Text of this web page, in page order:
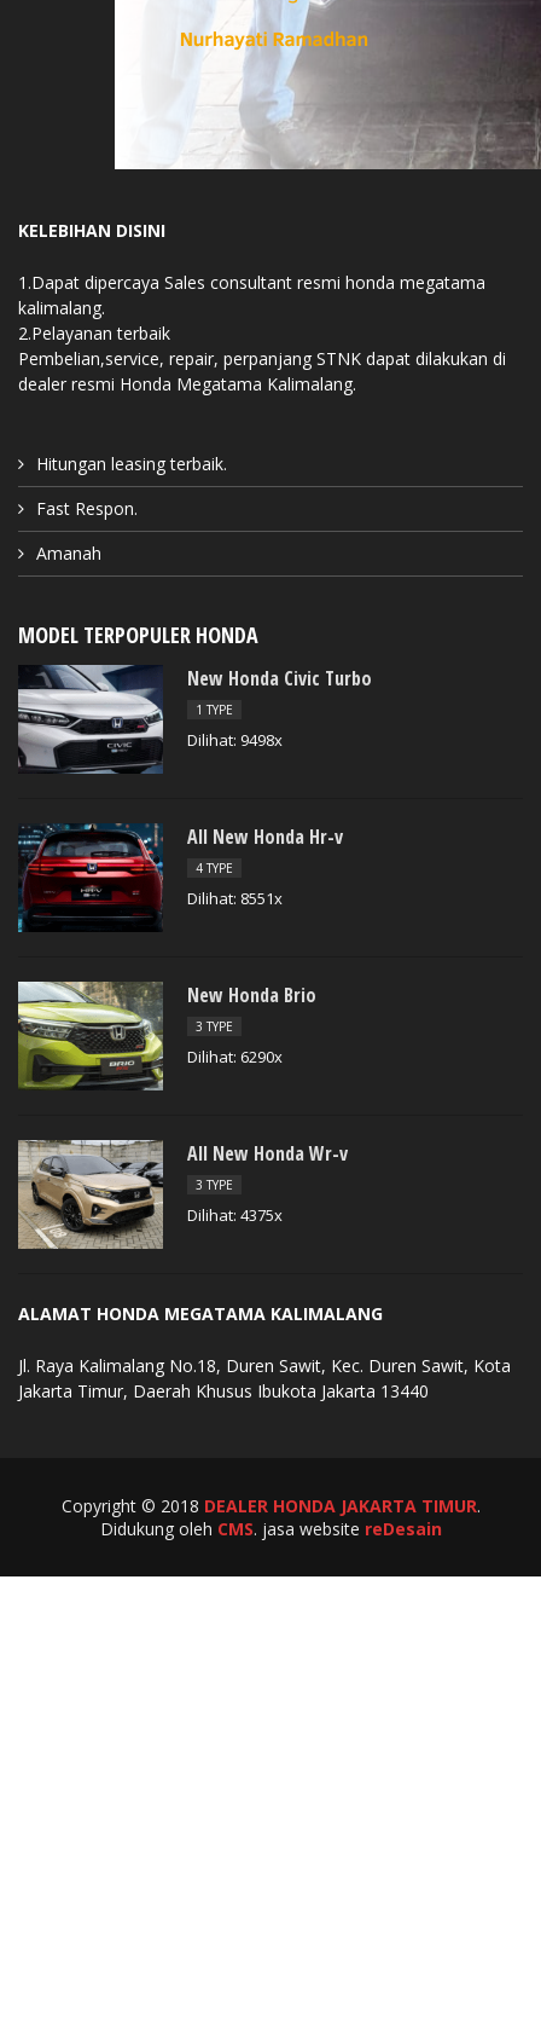
KELEBIHAN DISINI
1.Dapat dipercaya Sales consultant resmi honda megatama
kalimalang.
2.Pelayanan terbaik
Pembelian,service, repair, perpanjang STNK dapat dilakukan di
dealer resmi Honda Megatama Kalimalang.
Hitungan leasing terbaik.
Fast Respon.
Amanah
MODEL TERPOPULER HONDA
New Honda Civic Turbo
1 TYPE
Dilihat: 9498x
All New Honda Hr-v
4 TYPE
Dilihat: 8551x
New Honda Brio
3 TYPE
Dilihat: 6290x
All New Honda Wr-v
3 TYPE
Dilihat: 4375x
ALAMAT HONDA MEGATAMA KALIMALANG
Jl. Raya Kalimalang No.18, Duren Sawit, Kec. Duren Sawit, Kota
Jakarta Timur, Daerah Khusus Ibukota Jakarta 13440
Copyright © 2018 DEALER HONDA JAKARTA TIMUR.
Didukung oleh CMS. jasa website reDesain